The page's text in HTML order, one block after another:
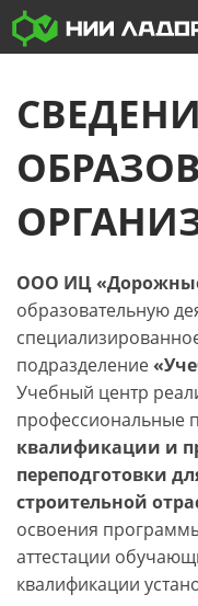
ООО ИЦ
образовательную
подразделение
Учебный центр
профессиональные
квалификации и
переподготовки
строительной
освоения
аттестации
квалификации